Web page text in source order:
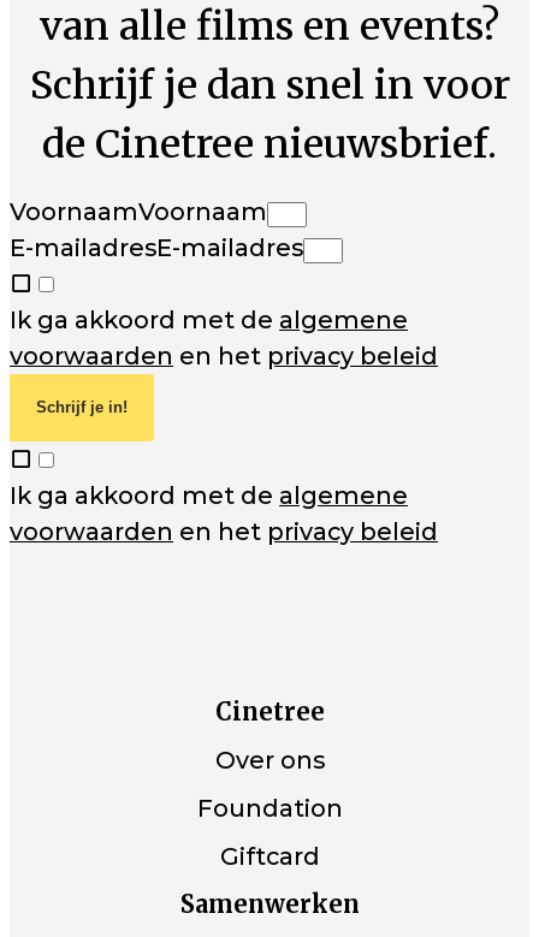
van alle films en events?
Schrijf je dan snel in voor
de Cinetree nieuwsbrief.
VoornaamVoornaam
E-mailadresE-mailadres
Ik ga akkoord met de algemene
voorwaarden en het privacy beleid
Schrijf je in!
Ik ga akkoord met de algemene
voorwaarden en het privacy beleid
Cinetree
Over ons
Foundation
Giftcard
Samenwerken